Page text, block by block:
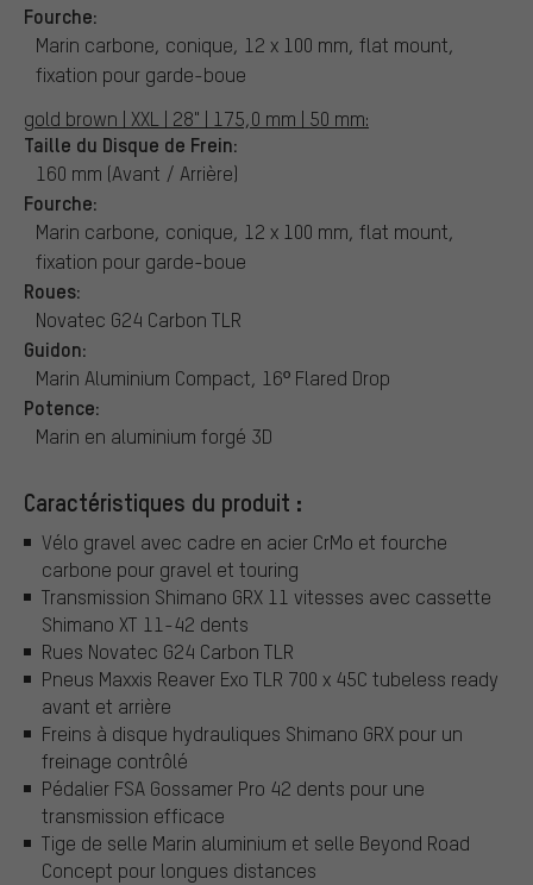
Fourche:
Marin carbone, conique, 12 x 100 mm, flat mount,
fixation pour garde-boue
gold brown | XXL | 28" | 175,0 mm | 50 mm:
Taille du Disque de Frein:
160 mm (Avant / Arrière)
Fourche:
Marin carbone, conique, 12 x 100 mm, flat mount,
fixation pour garde-boue
Roues:
Novatec G24 Carbon TLR
Guidon:
Marin Aluminium Compact, 16º Flared Drop
Potence:
Marin en aluminium forgé 3D
Caractéristiques du produit :
Vélo gravel avec cadre en acier CrMo et fourche
carbone pour gravel et touring
Transmission Shimano GRX 11 vitesses avec cassette
Shimano XT 11-42 dents
Rues Novatec G24 Carbon TLR
Pneus Maxxis Reaver Exo TLR 700 x 45C tubeless ready
avant et arrière
Freins à disque hydrauliques Shimano GRX pour un
freinage contrôlé
Pédalier FSA Gossamer Pro 42 dents pour une
transmission efficace
Tige de selle Marin aluminium et selle Beyond Road
Concept pour longues distances